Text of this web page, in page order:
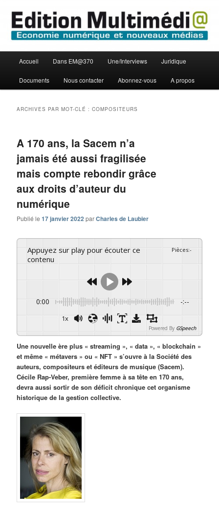
contenu
principal
contenu
secondaire
Edition Multimédi@
principal
Accueil Dans EM@370 Une/Interviews Juridique
Documents Nous contacter Abonnez-vous A propos
ARCHIVES PAR MOT-CLÉ :COMPOSITEURS
A 170 ans, la Sacem n’a
jamais été aussi fragilisée
mais compte rebondir grâce
aux droits d’auteur du
numérique
Publié le17 janvier 2022parCharles de Laubier
Appuyez sur play pour écouter ce
contenu
Pièces:-
0:00 -:--
1x
Powered By GSpeech
Une nouvelle ère plus « streaming », « data », « blockchain »
et même « métavers » ou « NFT » s’ouvre à la Société des
auteurs, compositeurs et éditeurs de musique (Sacem).
Cécile Rap-Veber, première femme à sa tête en 170 ans,
devra aussi sortir de son déficit chronique cet organisme
historique de la gestion collective.